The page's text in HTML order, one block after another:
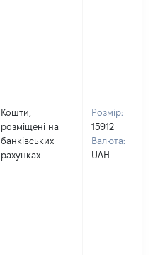
Кошти,
розміщені на
банківських
рахунках
Розмір:
15912
Валюта:
UAH